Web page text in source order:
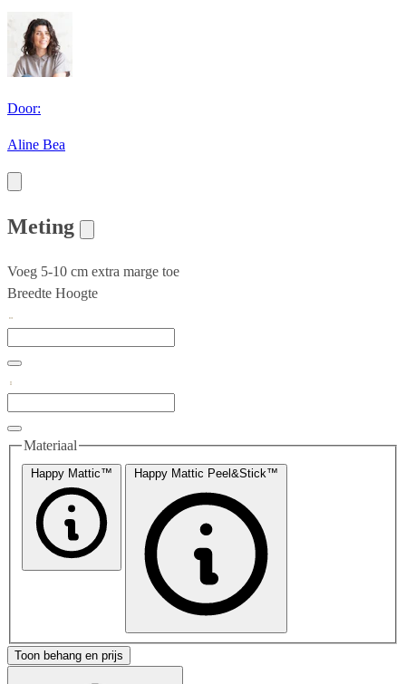
Door:
Aline Bea
Meting
Voeg 5-10 cm extra marge toe
Breedte Hoogte
Materiaal
Happy Mattic™ Happy Mattic Peel&Stick™
Toon behang en prijs